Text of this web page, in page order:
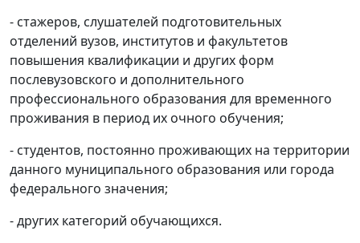
- стажеров, слушателей подготовительных
отделений вузов, институтов и факультетов
повышения квалификации и других форм
послевузовского и дополнительного
профессионального образования для временного
проживания в период их очного обучения;
- студентов, постоянно проживающих на территории
данного муниципального образования или города
федерального значения;
- других категорий обучающихся.